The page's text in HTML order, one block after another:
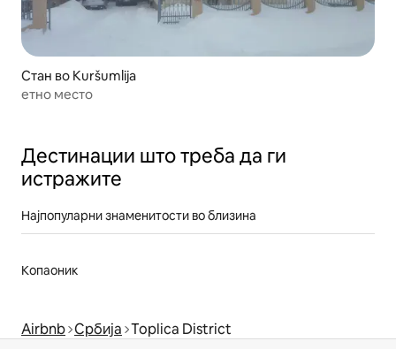
Стан во Kuršumlija
етно место
Дестинации што треба да ги
истражите
Најпопуларни знаменитости во близина
Копаоник
Airbnb Србија Toplica District